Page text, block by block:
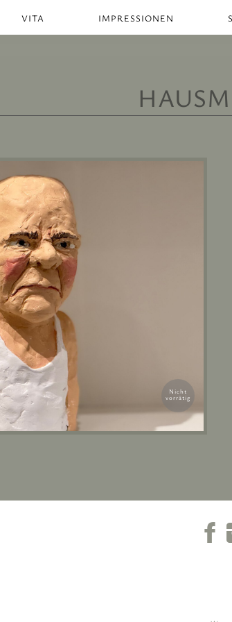
VITA IMPRESSIONEN
Nicht
vorrätig